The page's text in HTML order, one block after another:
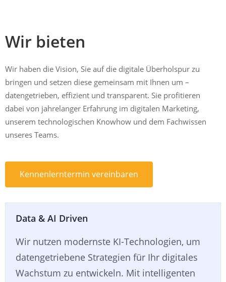
Wir bieten
Wir haben die Vision, Sie auf die digitale Überholspur zu
bringen und setzen diese gemeinsam mit Ihnen um –
datengetrieben, effizient und transparent. Sie profitieren
dabei von jahrelanger Erfahrung im digitalen Marketing,
unserem technologischen Knowhow und dem Fachwissen
unseres Teams.
Kennenlerntermin vereinbaren
Data & AI Driven
Wir nutzen modernste KI-Technologien, um
datengetriebene Strategien für Ihr digitales
Wachstum zu entwickeln. Mit intelligenten